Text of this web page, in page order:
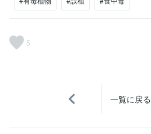
5
一覧に戻る